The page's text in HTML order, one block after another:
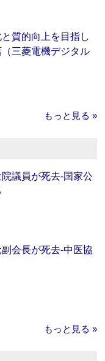
と質的向上を目指し
三菱電機デジタル
もっと見る »
議員が死去‐国家公
会長が死去‐中医協
もっと見る »